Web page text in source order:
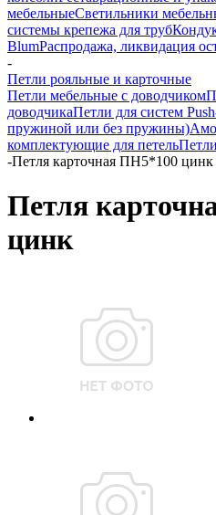
мебельныеСветильники
системы крепежа для труб
BlumРаспродажа, ликвидация
-
Петли рояльные и карточные
Петли мебельные с доводчиком
доводчикаПетли для систем
пружиной или без пружины)
комплектующие для петель
-Петля карточная ПН5*100 цинк
Петля
цинк